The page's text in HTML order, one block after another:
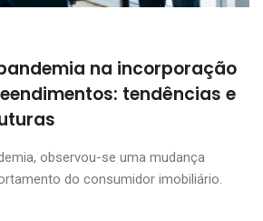
na incorporação
tendências e
observou-se uma mudança
do consumidor imobiliário.